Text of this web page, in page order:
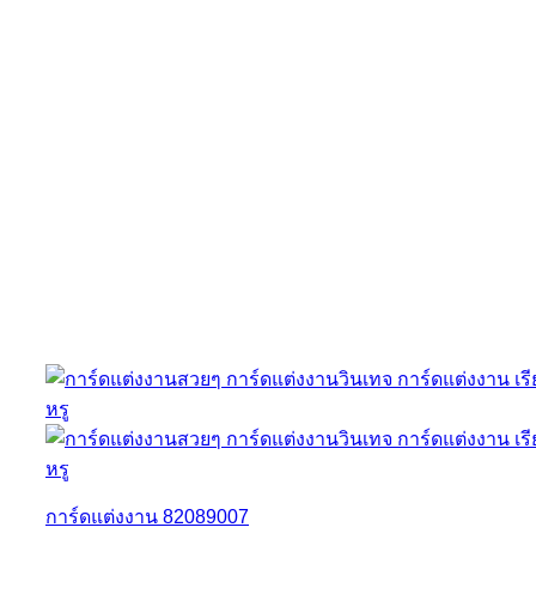
การ์ดแต่งงาน 82089007